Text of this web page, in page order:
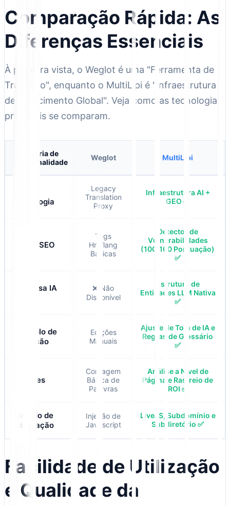
Comparação Rápida: As
Diferenças Essenciais
À primeira vista, o Weglot é uma "Ferramenta de
Tradução", enquanto o MultiLipi é "Infraestrutura
de Crescimento Global". Veja como as tecnologias
principais se comparam.
Categoria de
Funcionalidade
Weglot MultiLipi
Tecnologia
Legacy
Translation
Proxy
Infraestrutura AI +
GEO ✅
Saúde SEO
Tags
Hreflang
Básicas
Detector de
Vulnerabilidades
(100/100 Pontuação)
✅
Pesquisa IA
❌ Não
Disponível
Estrutura de
Entidades LLM Nativa
✅
Controlo de
Tradução
Edições
Manuais
Ajuste de Tom de IA e
Regras de Glossário
✅
Análises
Contagem
Básica de
Palavras
Análise a Nível de
Página e Rastreio de
ROI ✅
Método de
Integração
Injeção de
Javascript
LiveJS, Subdomínio e
Subdiretório ✅
Facilidade de Utilização
e Qualidade da